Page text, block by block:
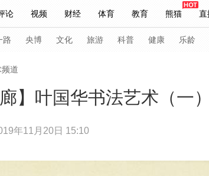
论 视频 财经 体育 教育 熊猫 直
人 央视快评 习式妙语 热解读 天天学习
听音 微视频 主持人 下载央视影音
路 央博 文化 旅游 科普 健康 乐龄
经济 军事
道
】叶国华书法艺术（一）
年11月20日 15:10